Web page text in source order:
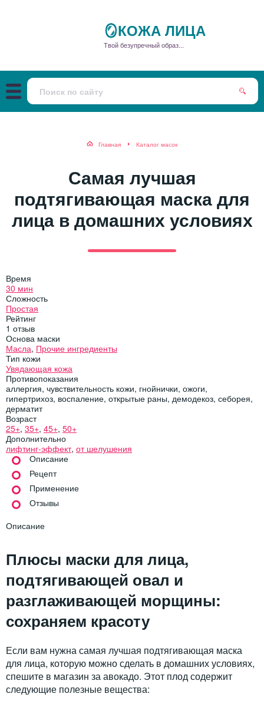
🪞КОЖА ЛИЦА
Твой безупречный образ...
Главная Каталог масок
Самая лучшая
подтягивающая маска для
лица в домашних условиях
Время
30 мин
Сложность
Простая
Рейтинг
1 отзыв
Основа маски
Масла, Прочие ингредиенты
Тип кожи
Увядающая кожа
Противопоказания
аллергия, чувствительность кожи, гнойнички, ожоги,
гипертрихоз, воспаление, открытые раны, демодекоз, себорея,
дерматит
Возраст
25+, 35+, 45+, 50+
Дополнительно
лифтинг-эффект, от шелушения
Описание
Рецепт
Применение
Отзывы
Описание
Плюсы маски для лица,
подтягивающей овал и
разглаживающей морщины:
сохраняем красоту
Если вам нужна самая лучшая подтягивающая маска
для лица, которую можно сделать в домашних условиях,
спешите в магазин за авокадо. Этот плод содержит
следующие полезные вещества: